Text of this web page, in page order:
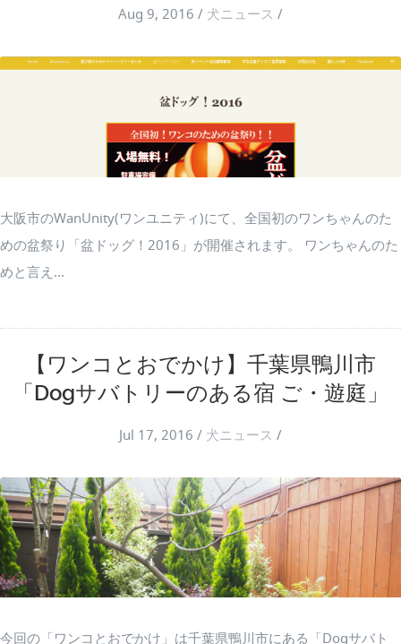
Aug 9, 2016 / 犬ニュース /
大阪市のWanUnity(ワンユニティ)にて、全国初のワンちゃんのた
めの盆祭り「盆ドッグ！2016」が開催されます。 ワンちゃんのた
めと言え...
【ワンコとおでかけ】千葉県鴨川市
「Dogサバトリーのある宿 ご・遊庭」
Jul 17, 2016 / 犬ニュース /
今回の「ワンコとおでかけ」は千葉県鴨川市にある「Dogサバト